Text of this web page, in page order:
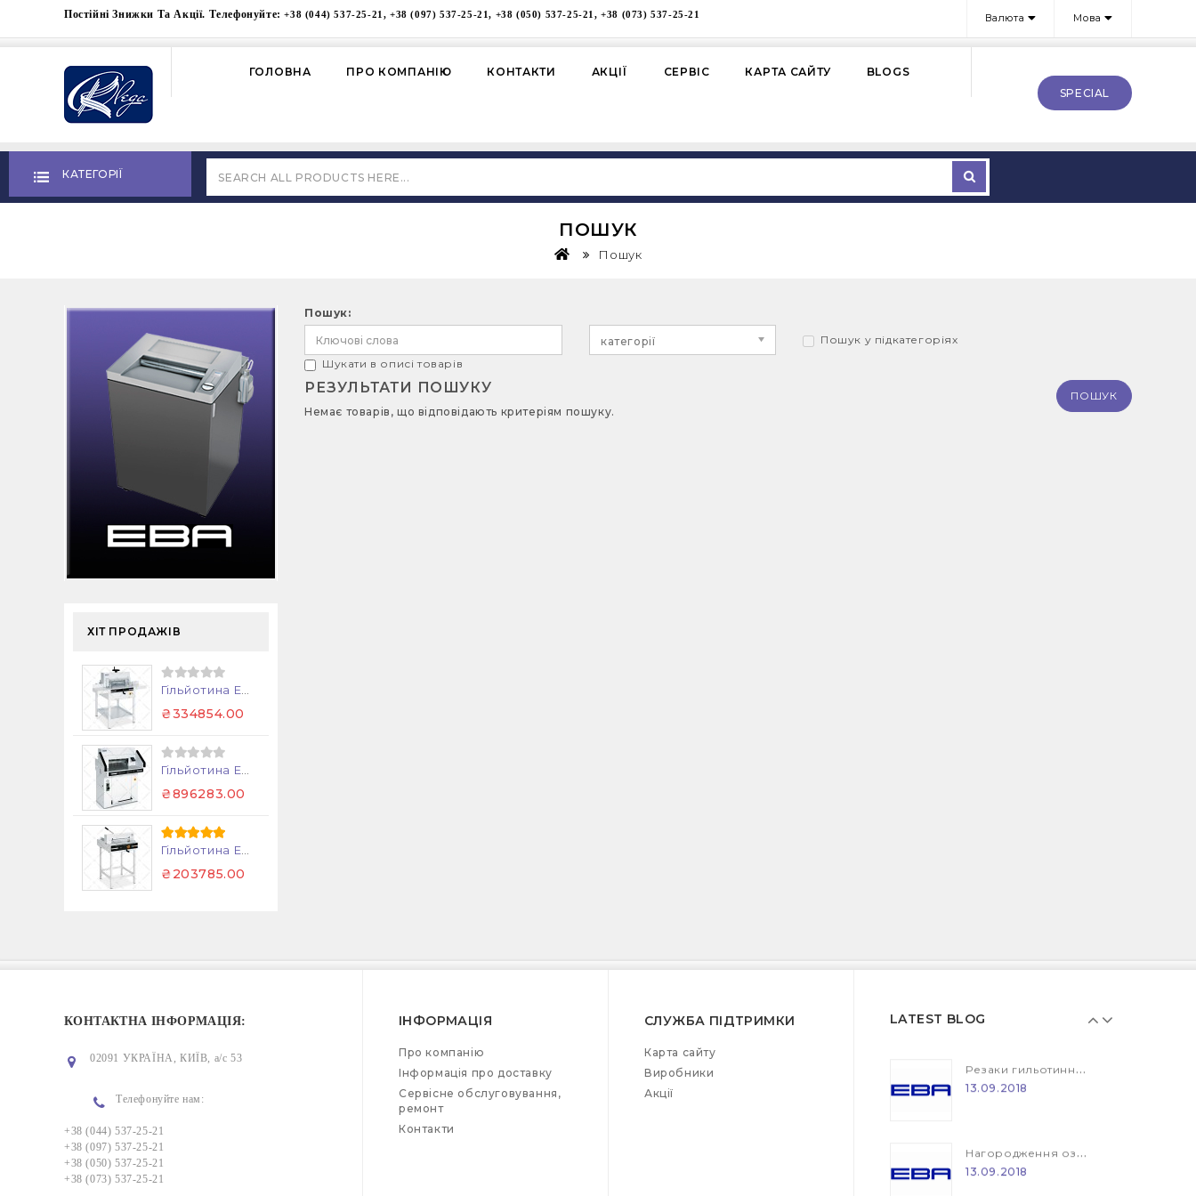
Постійні Знижки Та Акції. Телефонуйте:+38 (044) 537-25-21, +38 (097) 537-25-21, +38 (050) 537-25-21, +38 (073) 537-25-21 Валюта Мова
ГОЛОВНА ПРО КОМПАНІЮ КОНТАКТИ АКЦІЇ СЕРВІС КАРТА САЙТУ
BLOGS
SPECIAL
КАТЕГОРІЇ
ПОШУК
Пошук
ХІТ ПРОДАЖІВ
₴334854.00
₴896283.00
₴203785.00
Пошук:
категорії
Пошук у підкатегоріях
Шукати в описі товарів
РЕЗУЛЬТАТИ ПОШУКУ
Немає товарів, що відповідають критеріям пошуку.
КОНТАКТНА ІНФОРМАЦІЯ:
02091 УКРАЇНА, КИЇВ, а/с 53
Телефонуйте нам:
+38 (044) 537-25-21
+38 (097) 537-25-21
+38 (050) 537-25-21
+38 (073) 537-25-21
ІНФОРМАЦІЯ
Про компанію
Інформація про доставку
Сервісне обслуговування,
ремонт
Контакти
СЛУЖБА ПІДТРИМКИ
Карта сайту
Виробники
Акції
LATEST BLOG
Нагородження ознакою "Blaue Engel"
13.09.2018
13.09.2018